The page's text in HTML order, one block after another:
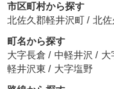
市区町村から探す
北佐久郡軽井沢町 / 北
町名から探す
大字長倉 / 中軽井沢 / 大
軽井沢東 / 大字塩野